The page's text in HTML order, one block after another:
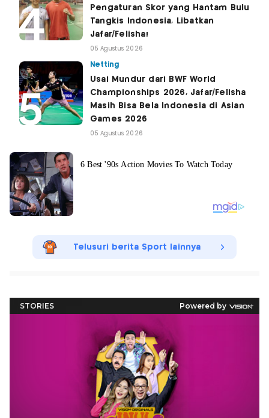
Pengaturan Skor yang Hantam Bulu
Tangkis Indonesia, Libatkan
Jafar/Felisha!
05 Agustus 2026
Netting
Usai Mundur dari BWF World
Championships 2026, Jafar/Felisha
Masih Bisa Bela Indonesia di Asian
Games 2026
05 Agustus 2026
Telusuri berita Sport lainnya